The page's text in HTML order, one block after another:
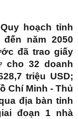
hoạch tỉnh
năm 2050
đã trao giấy
cho 32 doanh
triệu USD;
Chí Minh - Thủ
địa bàn tỉnh
đoạn 1 nhà